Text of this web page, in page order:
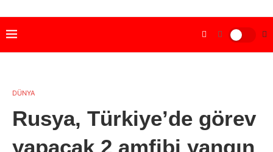
DÜNYA
Rusya, Türkiye’de görev
yapacak 2 amfibi yangın